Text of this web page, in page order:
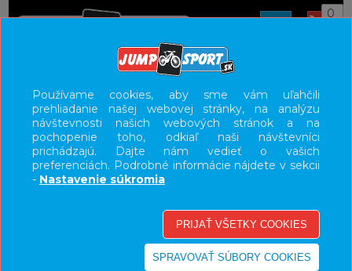
0
UŽÍVATEĽSKÝ PANEL
KATEGÓRIE
HLAVNÉ MENU
-40%
Používame cookies, aby sme vám uľahčili
prehliadanie našej webovej stránky, na analýzu
návštevnosti našich webových stránok a na
pochopenie toho, odkiaľ naši návštevníci
prichádzajú. Dajte nám vedieť o vašich
preferenciách. Podrobné informácie nájdete v sekcii
- Nastavenie súkromia